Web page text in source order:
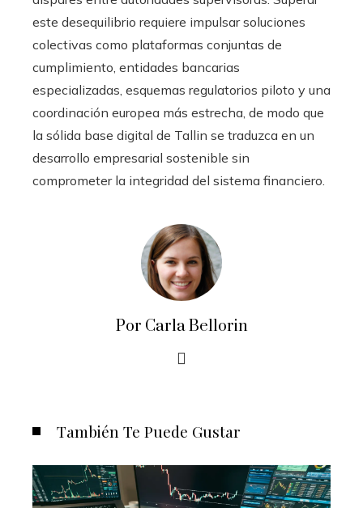
este desequilibrio requiere impulsar soluciones
colectivas como plataformas conjuntas de
cumplimiento, entidades bancarias
especializadas, esquemas regulatorios piloto y una
coordinación europea más estrecha, de modo que
la sólida base digital de Tallin se traduzca en un
desarrollo empresarial sostenible sin
comprometer la integridad del sistema financiero.
Por Carla Bellorin
También Te Puede Gustar